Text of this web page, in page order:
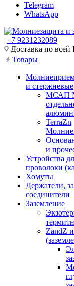
Telegram
WhatsApp
+7 9231232089
Доставка по всей
Товары
и стержневые
МСАП
TerraZn
и
Устройства
проволоки
Хомуты
Держатели,
соединители
Заземление
ZandZ